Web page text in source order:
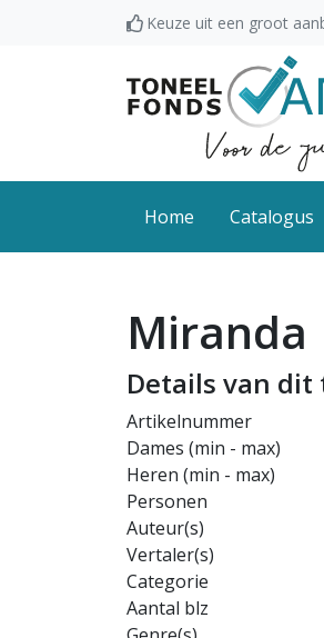
Keuze uit een groot
Home Catalogus
Miranda
Details van
Artikelnummer
Dames (min - max)
Heren (min - max)
Personen
Auteur(s)
Vertaler(s)
Categorie
Aantal blz